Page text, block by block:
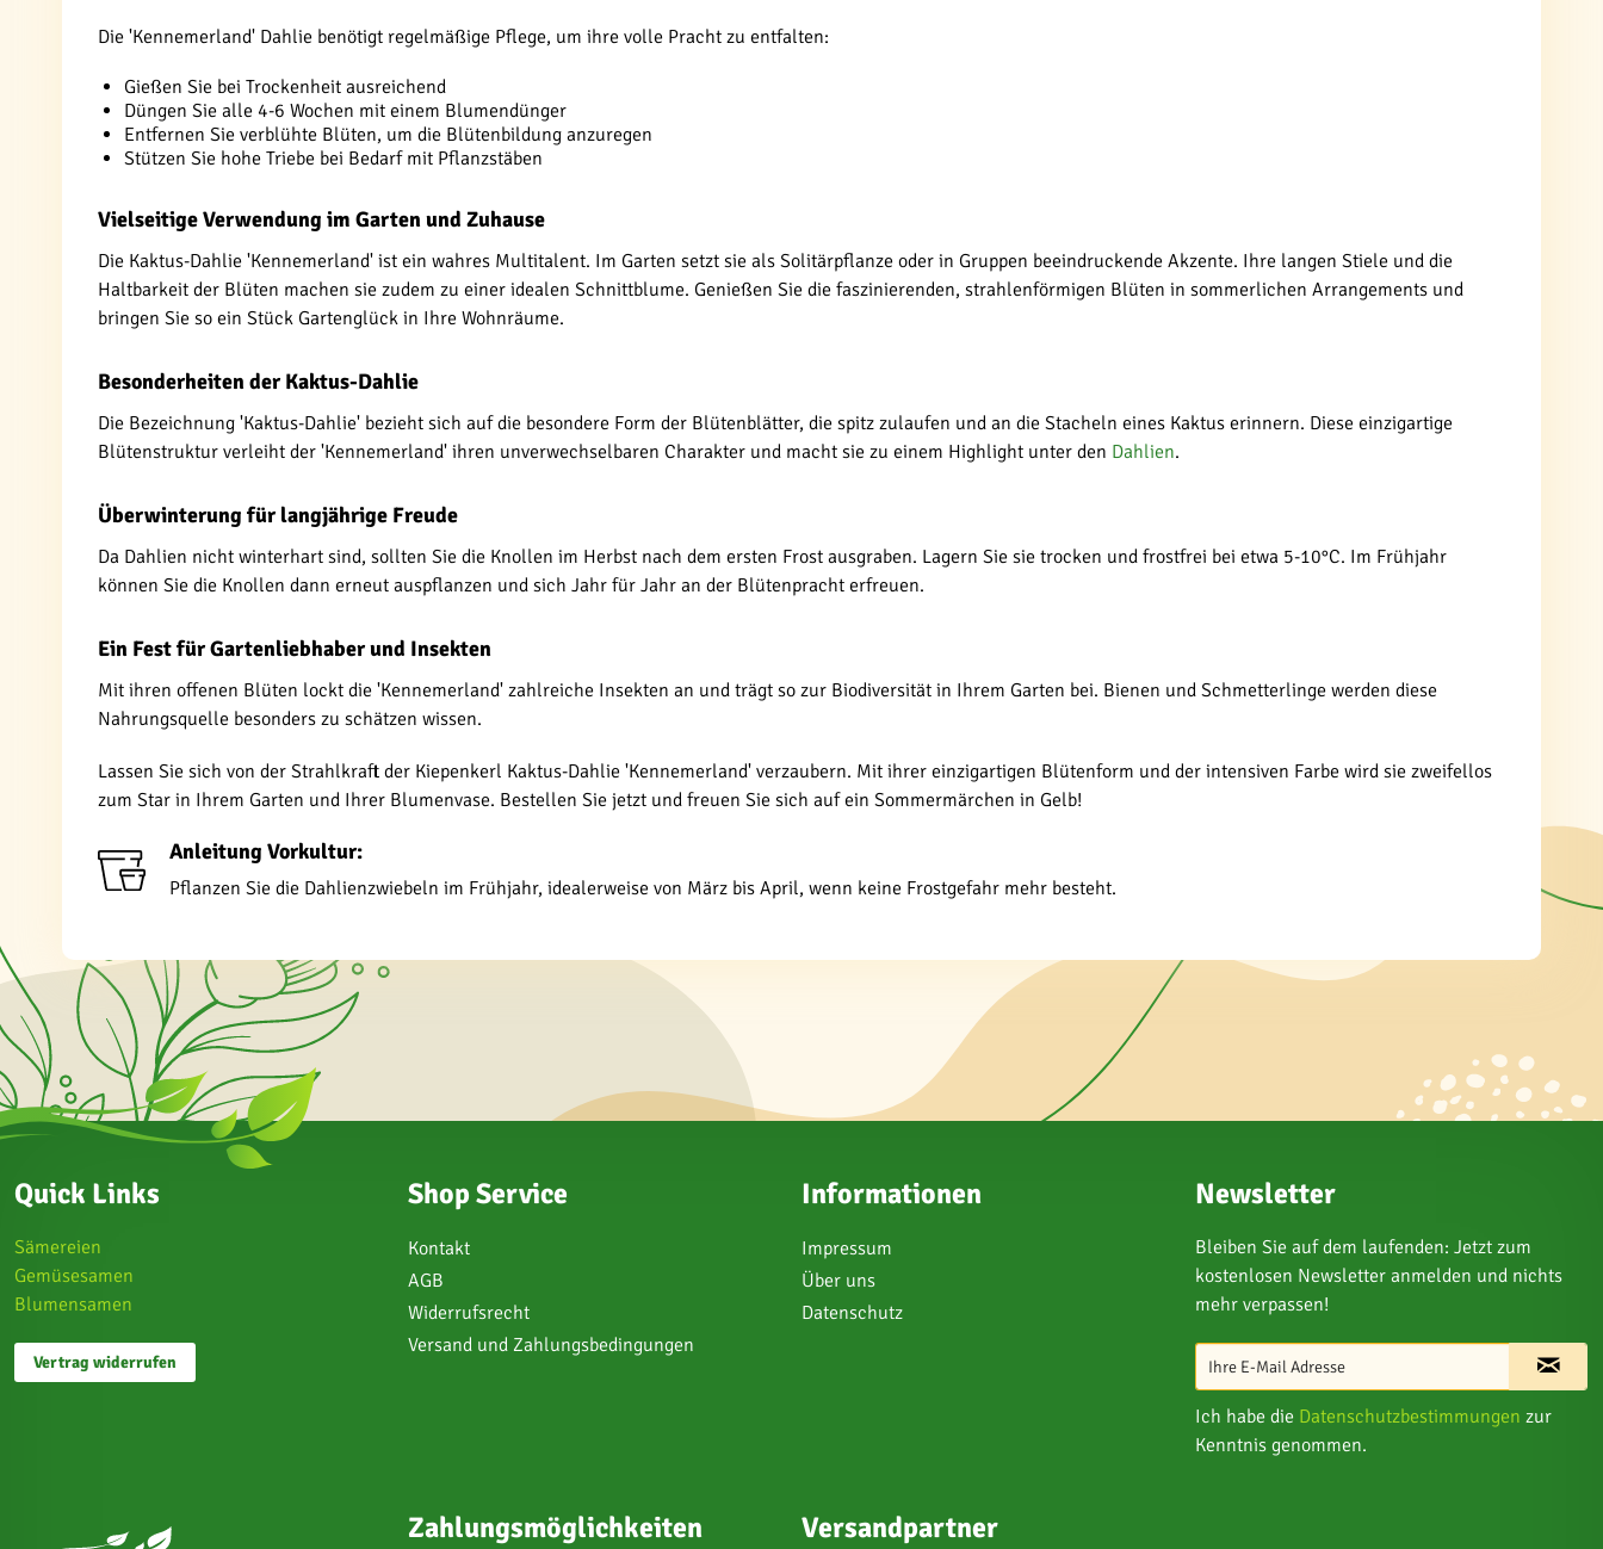
Die 'Kennemerland' Dahlie benötigt regelmäßige Pflege, um ihre volle Pracht zu entfalten:
Gießen Sie bei Trockenheit ausreichend
Düngen Sie alle 4-6 Wochen mit einem Blumendünger
Entfernen Sie verblühte Blüten, um die Blütenbildung anzuregen
Stützen Sie hohe Triebe bei Bedarf mit Pflanzstäben
Vielseitige Verwendung im Garten und Zuhause
Die Kaktus-Dahlie 'Kennemerland' ist ein wahres Multitalent. Im Garten setzt sie als Solitärpflanze oder in Gruppen beeindruckende Akzente. Ihre langen Stiele und die
Haltbarkeit der Blüten machen sie zudem zu einer idealen Schnittblume. Genießen Sie die faszinierenden, strahlenförmigen Blüten in sommerlichen Arrangements und
bringen Sie so ein Stück Gartenglück in Ihre Wohnräume.
Besonderheiten der Kaktus-Dahlie
Die Bezeichnung 'Kaktus-Dahlie' bezieht sich auf die besondere Form der Blütenblätter, die spitz zulaufen und an die Stacheln eines Kaktus erinnern. Diese einzigartige
Blütenstruktur verleiht der 'Kennemerland' ihren unverwechselbaren Charakter und macht sie zu einem Highlight unter den Dahlien.
Überwinterung für langjährige Freude
Da Dahlien nicht winterhart sind, sollten Sie die Knollen im Herbst nach dem ersten Frost ausgraben. Lagern Sie sie trocken und frostfrei bei etwa 5-10°C. Im Frühjahr
können Sie die Knollen dann erneut auspflanzen und sich Jahr für Jahr an der Blütenpracht erfreuen.
Ein Fest für Gartenliebhaber und Insekten
Mit ihren offenen Blüten lockt die 'Kennemerland' zahlreiche Insekten an und trägt so zur Biodiversität in Ihrem Garten bei. Bienen und Schmetterlinge werden diese
Nahrungsquelle besonders zu schätzen wissen.
Lassen Sie sich von der Strahlkraft der Kiepenkerl Kaktus-Dahlie 'Kennemerland' verzaubern. Mit ihrer einzigartigen Blütenform und der intensiven Farbe wird sie zweifellos
zum Star in Ihrem Garten und Ihrer Blumenvase. Bestellen Sie jetzt und freuen Sie sich auf ein Sommermärchen in Gelb!
Anleitung Vorkultur:
Pflanzen Sie die Dahlienzwiebeln im Frühjahr, idealerweise von März bis April, wenn keine Frostgefahr mehr besteht.
Quick Links
Sämereien
Gemüsesamen
Blumensamen
Vertrag widerrufen
Shop Service
Kontakt
AGB
Widerrufsrecht
Versand und Zahlungsbedingungen
Informationen
Impressum
Über uns
Datenschutz
Newsletter
Bleiben Sie auf dem laufenden: Jetzt zum
kostenlosen Newsletter anmelden und nichts
mehr verpassen!
Ich habe die Datenschutzbestimmungen zur
Kenntnis genommen.
Zahlungsmöglichkeiten Versandpartner